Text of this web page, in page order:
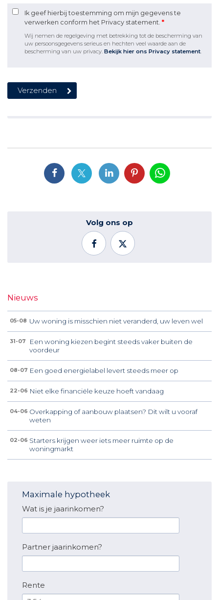
Ik geef hierbij toestemming om mijn gegevens te
verwerken conform het Privacy statement. *
Wij nemen de regelgeving met betrekking tot de bescherming van
uw persoonsgegevens serieus en hechten veel waarde aan de
bescherming van uw privacy. Bekijk hier ons Privacy statement.
Volg ons op
Nieuws
05-08 Uw woning is misschien niet veranderd, uw leven wel
31-07
Een woning kiezen begint steeds vaker buiten de
voordeur
08-07 Een goed energielabel levert steeds meer op
22-06 Niet elke financiële keuze hoeft vandaag
04-06 Overkapping of aanbouw plaatsen? Dit wilt u vooraf
weten
02-06 Starters krijgen weer iets meer ruimte op de
woningmarkt
Maximale hypotheek
Wat is je jaarinkomen?
Partner jaarinkomen?
Rente